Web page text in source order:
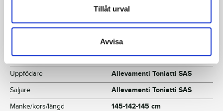
Tillåt urval
Avvisa
Pine Chip
Reg. nr.
380008000BF0671
Brun
Inavelskoeff.
-
Uppfödare
Allevamenti Toniatti SAS
Säljare
Allevamenti Toniatti SAS
Manke/kors/längd
145-142-145 cm